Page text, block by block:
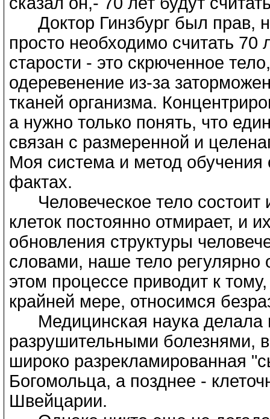
Доктор Гинзбург был прав,
просто необходимо считать
старости - это скрюченное
одеревенение из-за
тканей организма.
а нужно только понять, что
связан с размеренной и
Моя система и метод
фактах.
Человеческое тело состоит
клеток постоянно отмирает, и
обновления структуры
словами, наше тело регулярно
этом процессе приводит к
крайней мере, относимся
Медицинская наука делала
разрушительными болезнями,
широко разрекламированная
Богомольца, а позднее -
Швейцарии.